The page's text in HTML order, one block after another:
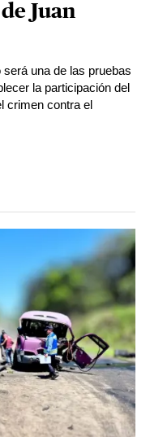
Juan
una de las pruebas
la participación del
crimen contra el